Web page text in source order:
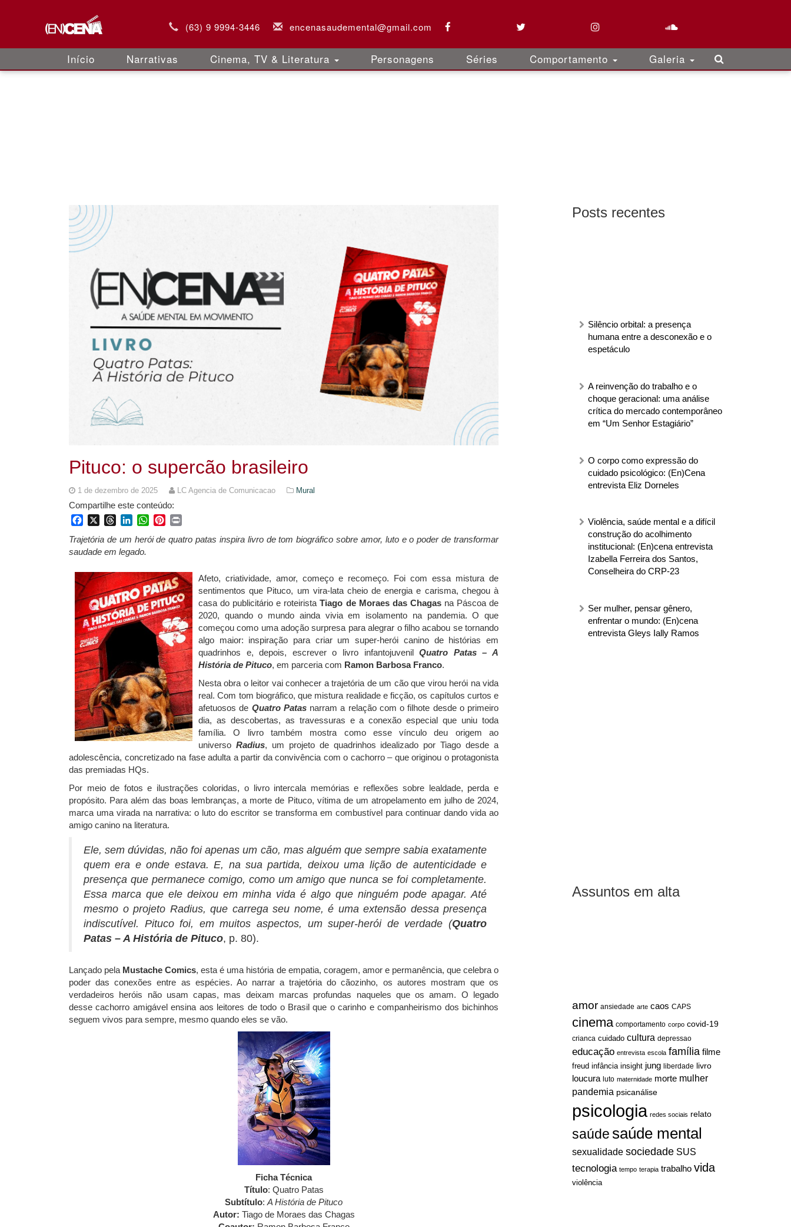
(63) 9 9994-3446 encenasaudemental@gmail.com
Início Narrativas Cinema, TV & Literatura Personagens Séries Comportamento Galeria
Posts recentes
Silêncio orbital: a presença
humana entre a desconexão e o
espetáculo
A reinvenção do trabalho e o
choque geracional: uma análise
crítica do mercado contemporâneo
em “Um Senhor Estagiário”
O corpo como expressão do
cuidado psicológico: (En)Cena
entrevista Eliz Dorneles
Violência, saúde mental e a difícil
construção do acolhimento
institucional: (En)cena entrevista
Izabella Ferreira dos Santos,
Conselheira do CRP-23
Ser mulher, pensar gênero,
enfrentar o mundo: (En)cena
entrevista Gleys Ially Ramos
Assuntos em alta
amor ansiedade arte caos CAPS
cinema comportamento corpo covid-19
crianca cuidado cultura depressao
educação entrevista escola família filme
freud infância insight jung liberdade livro
loucura luto maternidade morte mulher
pandemia psicanálise
psicologia redes sociais relato
saúdesaúde mental
sexualidade sociedade SUS
tecnologia tempo terapia trabalho vida
violência
Pituco: o supercão brasileiro
1 de dezembro de 2025 LC Agencia de Comunicacao Mural
Compartilhe este conteúdo:
FacebookThreadsLinkedInWhatsApp
Pinterest
Trajetória de um herói de quatro patas inspira livro de tom biográfico sobre amor, luto e o poder de transformar
saudade em legado.
Afeto, criatividade, amor, começo e recomeço. Foi com essa mistura de
sentimentos que Pituco, um vira-lata cheio de energia e carisma, chegou à
casa do publicitário e roteirista Tiago de Moraes das Chagas na Páscoa de
2020, quando o mundo ainda vivia em isolamento na pandemia. O que
começou como uma adoção surpresa para alegrar o filho acabou se tornando
algo maior: inspiração para criar um super-herói canino de histórias em
quadrinhos e, depois, escrever o livro infantojuvenil Quatro Patas – A
História de Pituco, em parceria com Ramon Barbosa Franco.
Nesta obra o leitor vai conhecer a trajetória de um cão que virou herói na vida
real. Com tom biográfico, que mistura realidade e ficção, os capítulos curtos e
afetuosos de Quatro Patas narram a relação com o filhote desde o primeiro
dia, as descobertas, as travessuras e a conexão especial que uniu toda
família. O livro também mostra como esse vínculo deu origem ao
universo Radius, um projeto de quadrinhos idealizado por Tiago desde a
adolescência, concretizado na fase adulta a partir da convivência com o cachorro – que originou o protagonista
das premiadas HQs.
Por meio de fotos e ilustrações coloridas, o livro intercala memórias e reflexões sobre lealdade, perda e
propósito. Para além das boas lembranças, a morte de Pituco, vítima de um atropelamento em julho de 2024,
marca uma virada na narrativa: o luto do escritor se transforma em combustível para continuar dando vida ao
amigo canino na literatura.
Ele, sem dúvidas, não foi apenas um cão, mas alguém que sempre sabia exatamente
quem era e onde estava. E, na sua partida, deixou uma lição de autenticidade e
presença que permanece comigo, como um amigo que nunca se foi completamente.
Essa marca que ele deixou em minha vida é algo que ninguém pode apagar. Até
mesmo o projeto Radius, que carrega seu nome, é uma extensão dessa presença
indiscutível. Pituco foi, em muitos aspectos, um super-herói de verdade(Quatro
Patas – A História de Pituco, p. 80).
Lançado pela Mustache Comics, esta é uma história de empatia, coragem, amor e permanência, que celebra o
poder das conexões entre as espécies. Ao narrar a trajetória do cãozinho, os autores mostram que os
verdadeiros heróis não usam capas, mas deixam marcas profundas naqueles que os amam. O legado
desse cachorro amigável ensina aos leitores de todo o Brasil que o carinho e companheirismo dos bichinhos
seguem vivos para sempre, mesmo quando eles se vão.
Ficha Técnica
Título: Quatro Patas
Subtítulo: A História de Pituco
Autor: Tiago de Moraes das Chagas